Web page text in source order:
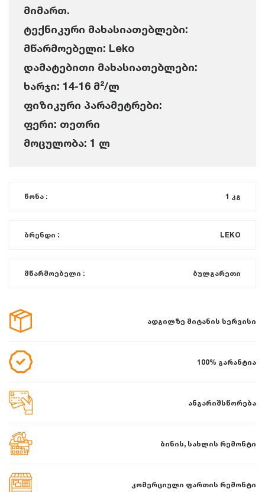
მიმართ.
ტექნიკური მახასიათებლები:
მწარმოებელი: Leko
დამატებითი მახასიათებლები:
ხარჯი: 14-16 მ²/ლ
ფიზიკური პარამეტრები:
ფერი: თეთრი
მოცულობა: 1 ლ
წონა : 1 კგ
ბრენდი : LEKO
მწარმოებელი : ბულგარეთი
ადგილზე მიტანის სერვისი
100% გარანტია
ანგარიშსწორება
ბინის, სახლის რემონტი
კომერციული ფართის რემონტი